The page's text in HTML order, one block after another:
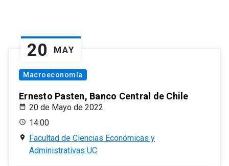
20 MAY
Macroeconomía
Ernesto Pasten, Banco Central de Chile
20 de Mayo de 2022
14:00
Facultad de Ciencias Económicas y
Administrativas UC